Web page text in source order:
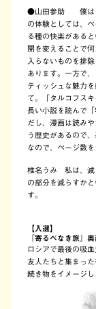
●山田参助 僕はそ
の体験としては、
る種の快楽がある
開を変えることで
入らないものを排
あります。一方で
ティッシュな魅力
て。「タルコフス
長い小説を読んで
だし、漫画は読み
う歴史があるので
なので、ページ数
椎名うみ 私は、減
の部分を減らすか
す。
【入選】
『寄るべなき旅』奥
ロシアで最後の吸
友人たちと集まっ
続き物をイメージ